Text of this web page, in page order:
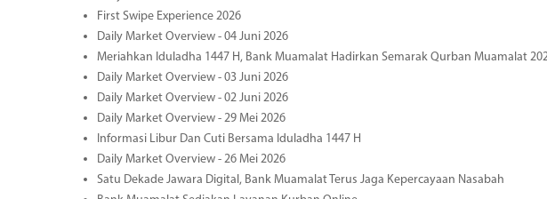
First Swipe Experience 2026
Daily Market Overview - 04 Juni 2026
Meriahkan Iduladha 1447 H, Bank Muamalat Hadirkan Semarak Qurban Muamalat
Daily Market Overview - 03 Juni 2026
Daily Market Overview - 02 Juni 2026
Daily Market Overview - 29 Mei 2026
Informasi Libur Dan Cuti Bersama Iduladha 1447 H
Daily Market Overview - 26 Mei 2026
Satu Dekade Jawara Digital, Bank Muamalat Terus Jaga Kepercayaan Nasabah